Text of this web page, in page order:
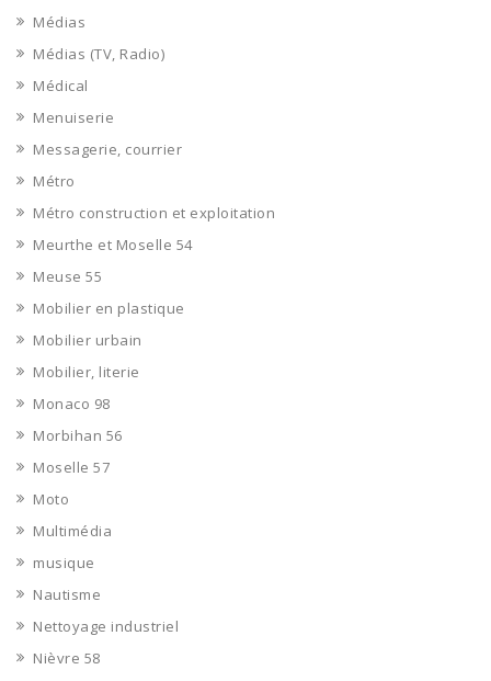
Médias
Médias (TV, Radio)
Médical
Menuiserie
Messagerie, courrier
Métro
Métro construction et exploitation
Meurthe et Moselle 54
Meuse 55
Mobilier en plastique
Mobilier urbain
Mobilier, literie
Monaco 98
Morbihan 56
Moselle 57
Moto
Multimédia
musique
Nautisme
Nettoyage industriel
Nièvre 58